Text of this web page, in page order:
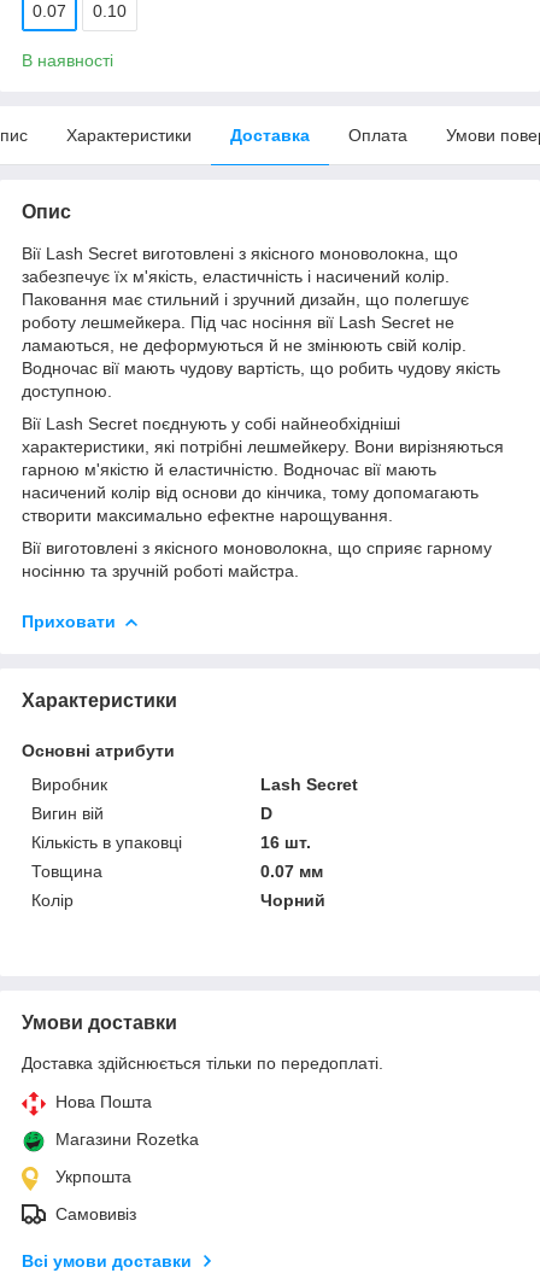
0.07 0.10
В наявності
Характеристики Доставка Оплата Умови
Опис
Вії Lash Secret виготовлені з якісного моноволокна, що
забезпечує їх м'якість, еластичність і насичений колір.
Паковання має стильний і зручний дизайн, що полегшує
роботу лешмейкера. Під час носіння вії Lash Secret не
ламаються, не деформуються й не змінюють свій колір.
Водночас вії мають чудову вартість, що робить чудову якість
доступною.
Вії Lash Secret поєднують у собі найнеобхідніші
характеристики, які потрібні лешмейкеру. Вони вирізняються
гарною м'якістю й еластичністю. Водночас вії мають
насичений колір від основи до кінчика, тому допомагають
створити максимально ефектне нарощування.
Вії виготовлені з якісного моноволокна, що сприяє гарному
носінню та зручній роботі майстра.
Приховати
Характеристики
Основні атрибути
Виробник
Lash Secret
Вигин вій
D
Кількість в упаковці
16 шт.
Товщина
0.07 мм
Колір
Чорний
Умови доставки
Доставка здійснюється тільки по передоплаті.
Нова Пошта
Магазини Rozetka
Укрпошта
Самовивіз
Всі умови доставки